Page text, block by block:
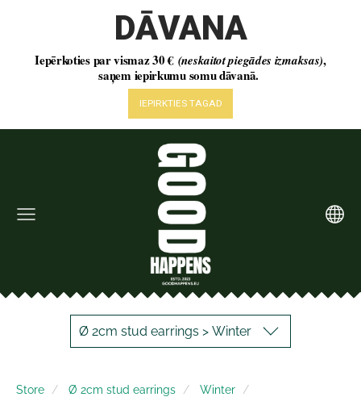
Ø 2cm stud earrings > Winter
Store Ø 2cm stud earrings
Winter